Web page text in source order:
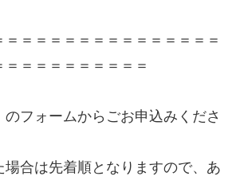
＝＝＝＝＝＝＝＝＝＝＝＝＝＝＝
＝＝＝＝＝＝＝＝＝＝
のフォームからごお申込みくださ
場合は先着順となりますので、あ